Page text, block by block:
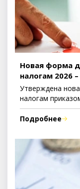
Новая форма
налогам 2026
Утверждена
налогам
Подробнее